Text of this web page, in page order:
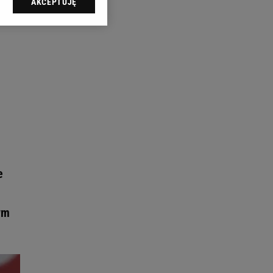
sp. z o.o., jej
swoje preferencje
celów identyfikacji.